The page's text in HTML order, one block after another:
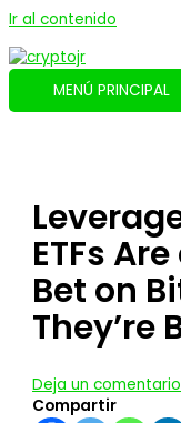
Ir al contenido
MENÚ PRINCIPAL
ETFs
Bet on
They’re
Deja un comentario
Compartir